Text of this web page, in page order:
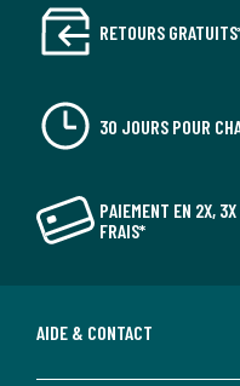
RETOURS
30 JOURS POUR
PAIEMENT EN 2X,
FRAIS*
AIDE & CONTACT